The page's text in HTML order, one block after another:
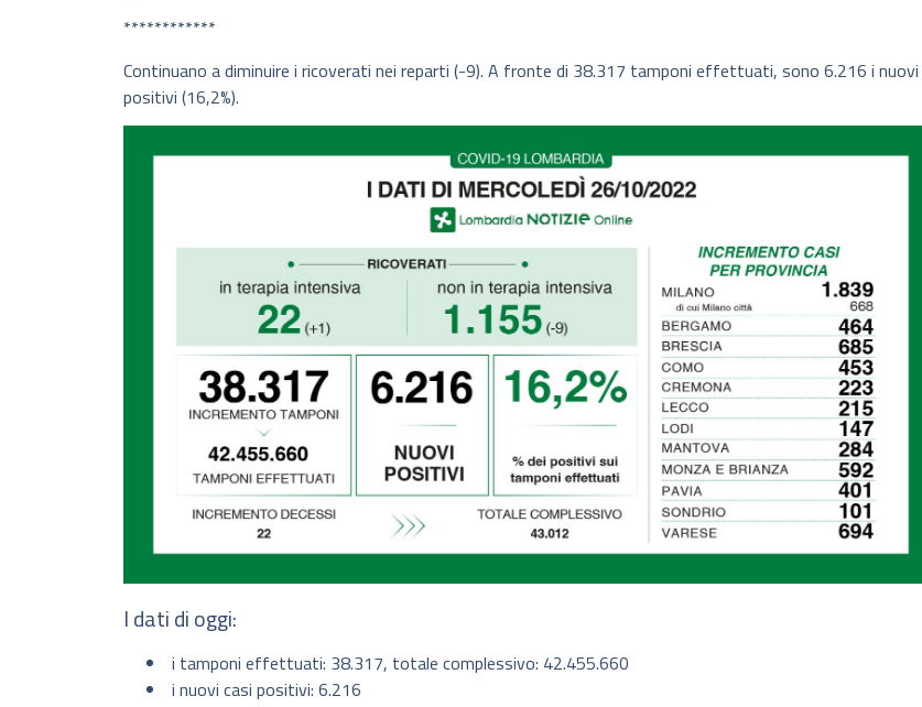
************
Continuano a diminuire i ricoverati nei reparti (-9). A fronte di 38.317 tamponi effettuati, sono 6.216 i nuovi
positivi (16,2%).
I dati di oggi:
i tamponi effettuati: 38.317, totale complessivo: 42.455.660
i nuovi casi positivi: 6.216